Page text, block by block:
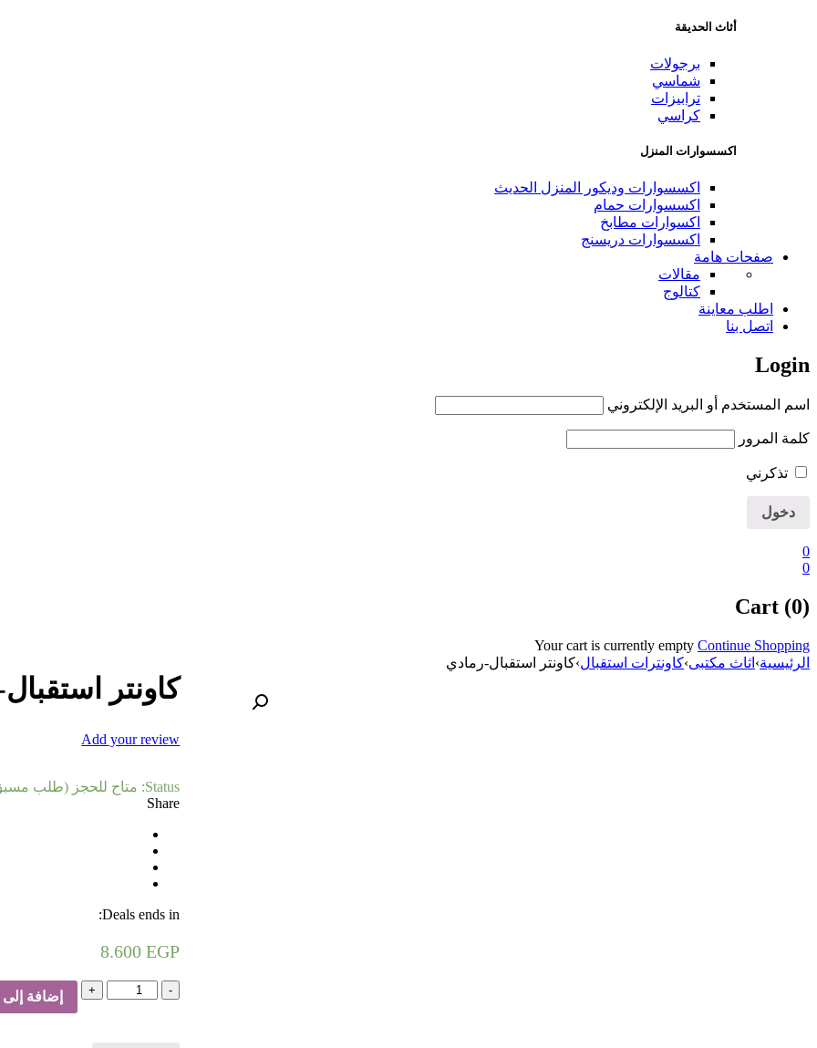
أثاث الحديقة
برجولات
شماسي
ترابيزات
كراسي
اكسسوارات المنزل
اكسسوارات وديكور المنزل الحديث
اكسسوارات حمام
اكسوارات مطابخ
اكسسوارات دريسنج
صفحات هامة
مقالات
كتالوج
اطلب معاينة
اتصل بنا
Login
اسم المستخدم أو البريد الإلكتروني
كلمة المرور
تذكرني
0
0
Cart (0)
Your cart is currently empty Continue Shopping
الرئيسية› اثاث مكتبى›كاونترات استقبال›كاونتر استقبال-رمادي
كاونتر
Add your review
Status: متاح للحجز (طلب
Share
Deals ends in:
8.600EGP
كمية
إضافة